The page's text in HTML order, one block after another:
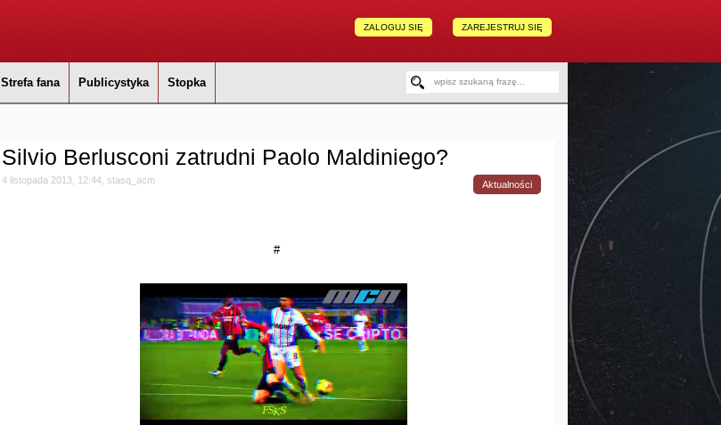
ZAREJESTRUJ SIĘ
ZALOGUJ SIĘ
Strefa fana Publicystyka Stopka
Silvio Berlusconi zatrudni Paolo Maldiniego?
4 listopada 2013, 12:44, stasq_acm Aktualności
#